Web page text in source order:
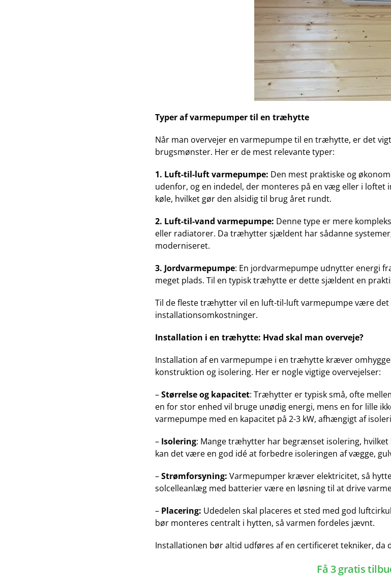
Typer af varmepumper til en træhytte
Når man overvejer en varmepumpe til en træhytte, er det
brugsmønster. Her er de mest relevante typer:
1. Luft-til-luft varmepumpe: Den mest praktiske og
udenfor, og en indedel, der monteres på en væg eller i
køle, hvilket gør den alsidig til brug året rundt.
2. Luft-til-vand varmepumpe: Denne type er mere
eller radiatorer. Da træhytter sjældent har sådanne
moderniseret.
3. Jordvarmepumpe: En jordvarmepumpe udnytter energi
meget plads. Til en typisk træhytte er dette sjældent en
Til de fleste træhytter vil en luft-til-luft varmepumpe være
installationsomkostninger.
Installation i en træhytte: Hvad skal man overveje?
Installation af en varmepumpe i en træhytte kræver
konstruktion og isolering. Her er nogle vigtige overvejelser:
–Størrelse og kapacitet: Træhytter er typisk små, ofte
en for stor enhed vil bruge unødig energi, mens en for lille
varmepumpe med en kapacitet på 2-3 kW, afhængigt af
– Isolering: Mange træhytter har begrænset isolering,
kan det være en god idé at forbedre isoleringen af vægge,
–Strømforsyning: Varmepumper kræver elektricitet, så
solcelleanlæg med batterier være en løsning til at drive
– Placering: Udedelen skal placeres et sted med god
bør monteres centralt i hytten, så varmen fordeles jævnt.
Installationen bør altid udføres af en certificeret tekniker,
Få 3 gratis